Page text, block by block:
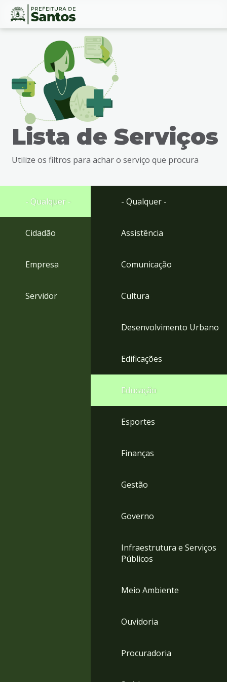
Ir
busca
Ir
rodapé
Conteúdo
Lista de Serviços
Utilize os filtros para achar o serviço que procura
- Qualquer -
Cidadão
Empresa
Servidor
- Qualquer -
Assistência
Comunicação
Cultura
Desenvolvimento Urbano
Edificações
Educação
Esportes
Finanças
Gestão
Governo
Infraestrutura e Serviços
Públicos
Meio Ambiente
Ouvidoria
Procuradoria